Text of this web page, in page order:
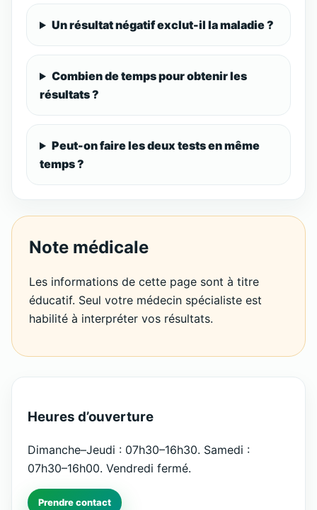
Un résultat négatif exclut-il la maladie ?
Combien de temps pour obtenir les
résultats ?
Peut-on faire les deux tests en même
temps ?
Note médicale
Les informations de cette page sont à titre
éducatif. Seul votre médecin spécialiste est
habilité à interpréter vos résultats.
Heures d’ouverture
Dimanche–Jeudi : 07h30–16h30. Samedi :
07h30–16h00. Vendredi fermé.
Prendre contact